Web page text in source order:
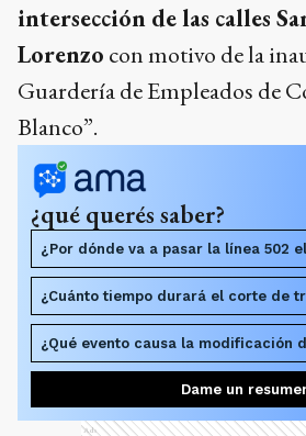
intersección de las calles
Lorenzo con motivo de la
Guardería de Empleados de
Blanco”.
¿qué querés saber?
¿Por dónde va a pasar la línea 502
¿Cuánto tiempo durará el corte de
¿Qué evento causa la modificación
Dame un
Ads